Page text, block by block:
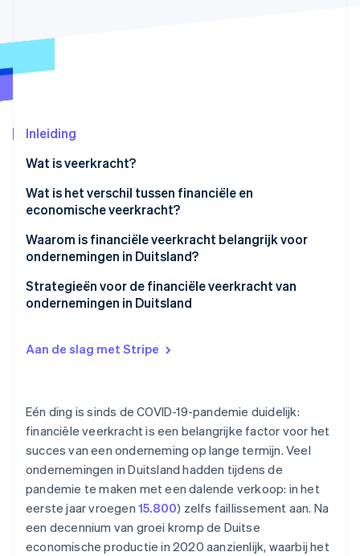
Climate
Stripe Sessions 2026
Ontdek hoe Stripe de economische
Nu bekijken
Inleiding
Wat is veerkracht?
Wat is het verschil tussen financiële en
economische veerkracht?
Waarom is financiële veerkracht belangrijk voor
ondernemingen in Duitsland?
Uitdagingen in Duitsland
Tekort aan geschoolde arbeidskrachten
Wereldwijde uitdagingen
Strategieën voor de financiële veerkracht van
ondernemingen in Duitsland
Aan de slag met Stripe
Eén ding is sinds de COVID-19-pandemie duidelijk:
financiële veerkracht is een belangrijke factor voor het
succes van een onderneming op lange termijn. Veel
ondernemingen in Duitsland hadden tijdens de
pandemie te maken met een dalende verkoop: in het
eerste jaar vroegen 15.800) zelfs faillissement aan. Na
een decennium van groei kromp de Duitse
economische productie in 2020 aanzienlijk, waarbij het